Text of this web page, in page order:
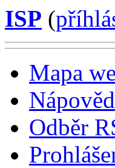
ISP (
Mapa
Odběr